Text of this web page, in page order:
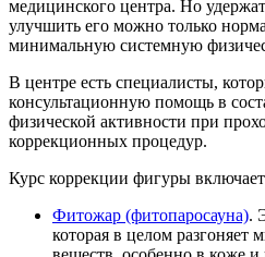
медицинского центра. Но
улучшить его можно только
минимальную системную
В центре есть специалисты,
консультационную помощь в
физической активности при
коррекционных процедур.
Курс коррекции фигуры
Фитожар (фитопаросауна).
которая в целом